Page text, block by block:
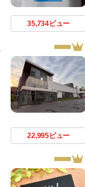
35,734ビュー
22,995ビュー